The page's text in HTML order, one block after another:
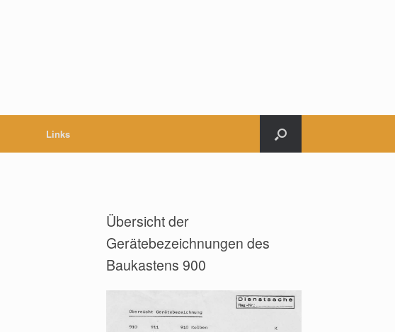
Links
Übersicht der
Gerätebezeichnungen des
Baukastens 900